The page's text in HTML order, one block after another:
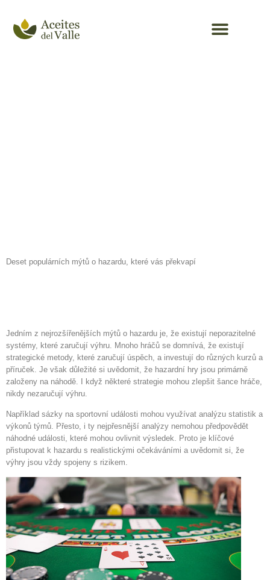
Deset populárních mýtů o hazardu, které vás překvapí
Jedním z nejrozšířenějších mýtů o hazardu je, že existují neporazitelné
systémy, které zaručují výhru. Mnoho hráčů se domnívá, že existují
strategické metody, které zaručují úspěch, a investují do různých kurzů a
příruček. Je však důležité si uvědomit, že hazardní hry jsou primárně
založeny na náhodě. I když některé strategie mohou zlepšit šance hráče,
nikdy nezaručují výhru.
Například sázky na sportovní události mohou využívat analýzu statistik a
výkonů týmů. Přesto, i ty nejpřesnější analýzy nemohou předpovědět
náhodné události, které mohou ovlivnit výsledek. Proto je klíčové
přistupovat k hazardu s realistickými očekáváními a uvědomit si, že
výhry jsou vždy spojeny s rizikem.